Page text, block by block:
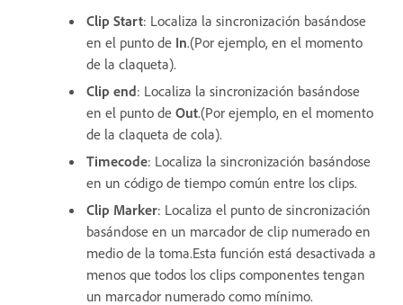
Clip Start: Localiza la sincronización basándose
en el punto de In.(Por ejemplo, en el momento
de la claqueta).
Clip end: Localiza la sincronización basándose
en el punto de Out.(Por ejemplo, en el momento
de la claqueta de cola).
Timecode: Localiza la sincronización basándose
en un código de tiempo común entre los clips.
Clip Marker: Localiza el punto de sincronización
basándose en un marcador de clip numerado en
medio de la toma.Esta función está desactivada a
menos que todos los clips componentes tengan
un marcador numerado como mínimo.